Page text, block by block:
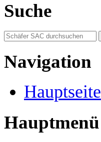
Suche
Navigation
Hauptseite
Hauptmenü